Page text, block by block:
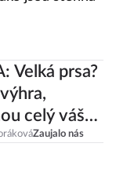
jsou stehna
Velká prsa?
celý váš